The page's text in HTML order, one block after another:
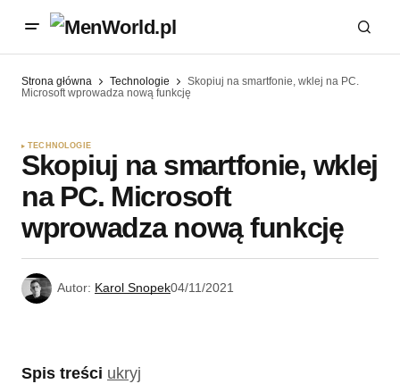
Strona główna Technologie
Skopiuj na smartfonie, wklej na PC.
Microsoft wprowadza nową funkcję
TECHNOLOGIE
Skopiuj na smartfonie, wklej
na PC. Microsoft
wprowadza nową funkcję
Autor: Karol Snopek04/11/2021
Spis treści ukryj